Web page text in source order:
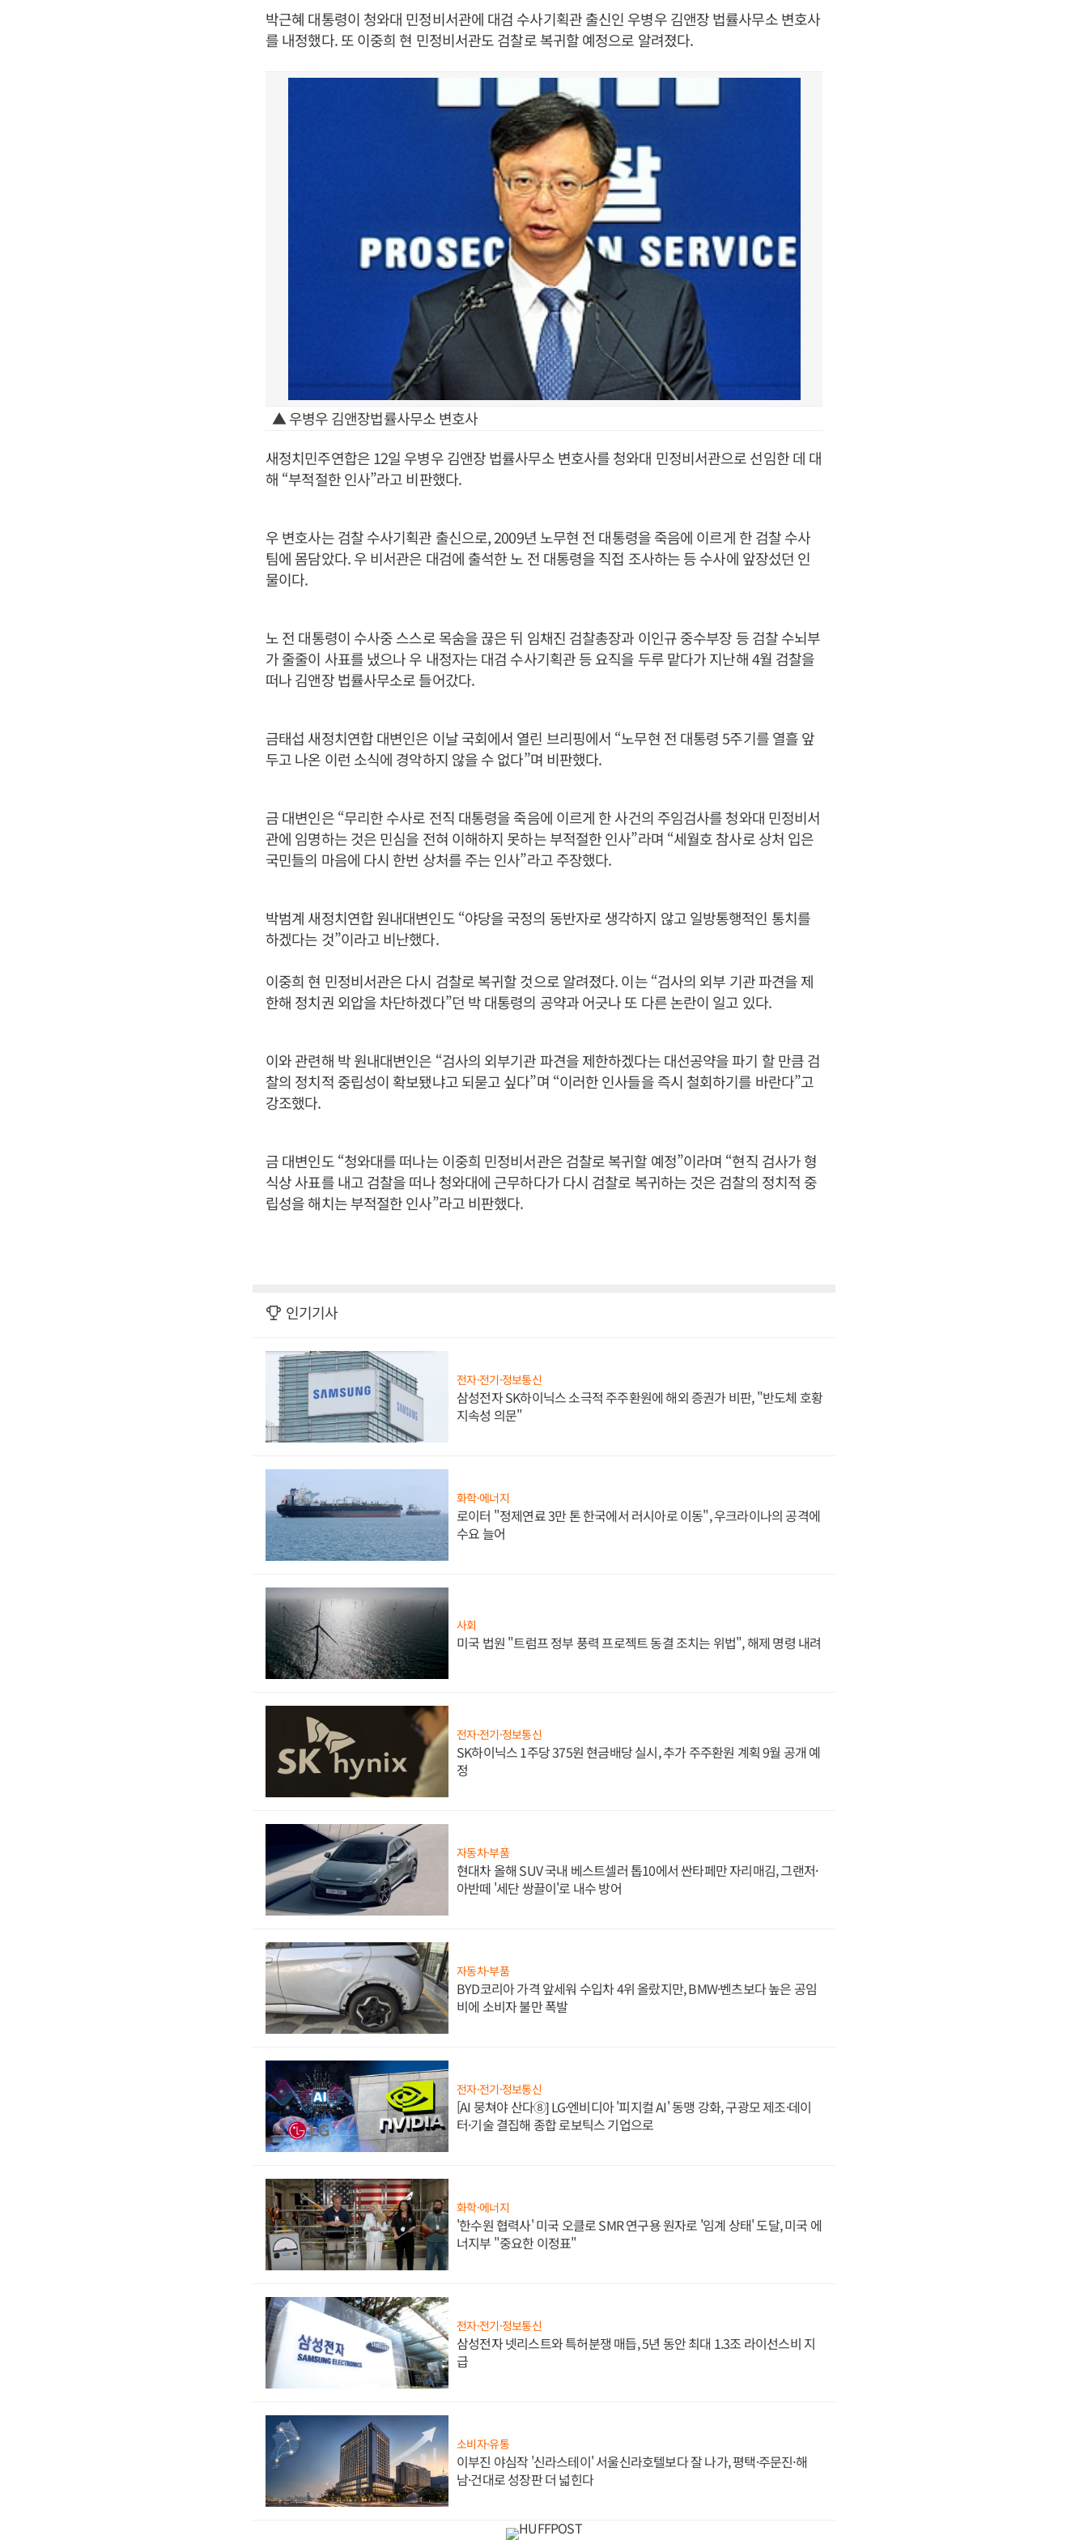
박근혜 대통령이 청와대 민정비서관에 대검 수사기획관 출신인 우병우 김앤장 법률사무소 변호사
를 내정했다. 또 이중희 현 민정비서관도 검찰로 복귀할 예정으로 알려졌다.
▲ 우병우 김앤장법률사무소 변호사
새정치민주연합은 12일 우병우 김앤장 법률사무소 변호사를 청와대 민정비서관으로 선임한 데 대
해 “부적절한 인사”라고 비판했다.
우 변호사는 검찰 수사기획관 출신으로, 2009년 노무현 전 대통령을 죽음에 이르게 한 검찰 수사
팀에 몸담았다. 우 비서관은 대검에 출석한 노 전 대통령을 직접 조사하는 등 수사에 앞장섰던 인
물이다.
노 전 대통령이 수사중 스스로 목숨을 끊은 뒤 임채진 검찰총장과 이인규 중수부장 등 검찰 수뇌부
가 줄줄이 사표를 냈으나 우 내정자는 대검 수사기획관 등 요직을 두루 맡다가 지난해 4월 검찰을
떠나 김앤장 법률사무소로 들어갔다.
금태섭 새정치연합 대변인은 이날 국회에서 열린 브리핑에서 “노무현 전 대통령 5주기를 열흘 앞
두고 나온 이런 소식에 경악하지 않을 수 없다”며 비판했다.
금 대변인은 “무리한 수사로 전직 대통령을 죽음에 이르게 한 사건의 주임검사를 청와대 민정비서
관에 임명하는 것은 민심을 전혀 이해하지 못하는 부적절한 인사”라며 “세월호 참사로 상처 입은
국민들의 마음에 다시 한번 상처를 주는 인사”라고 주장했다.
박범계 새정치연합 원내대변인도 “야당을 국정의 동반자로 생각하지 않고 일방통행적인 통치를
하겠다는 것”이라고 비난했다.
이중희 현 민정비서관은 다시 검찰로 복귀할 것으로 알려졌다. 이는 “검사의 외부 기관 파견을 제
한해 정치권 외압을 차단하겠다”던 박 대통령의 공약과 어긋나 또 다른 논란이 일고 있다.
이와 관련해 박 원내대변인은 “검사의 외부기관 파견을 제한하겠다는 대선공약을 파기 할 만큼 검
찰의 정치적 중립성이 확보됐냐고 되묻고 싶다”며 “이러한 인사들을 즉시 철회하기를 바란다”고
강조했다.
금 대변인도 “청와대를 떠나는 이중희 민정비서관은 검찰로 복귀할 예정”이라며 “현직 검사가 형
식상 사표를 내고 검찰을 떠나 청와대에 근무하다가 다시 검찰로 복귀하는 것은 검찰의 정치적 중
립성을 해치는 부적절한 인사”라고 비판했다.
인기기사
전자·전기·정보통신
삼성전자 SK하이닉스 소극적 주주환원에 해외 증권가 비판, "반도체 호황
지속성 의문"
화학·에너지
로이터 "정제연료 3만 톤 한국에서 러시아로 이동", 우크라이나의 공격에
수요 늘어
사회
미국 법원 "트럼프 정부 풍력 프로젝트 동결 조치는 위법", 해제 명령 내려
전자·전기·정보통신
SK하이닉스 1주당 375원 현금배당 실시, 추가 주주환원 계획 9월 공개 예
정
자동차·부품
현대차 올해 SUV 국내 베스트셀러 톱10에서 싼타페만 자리매김, 그랜저·
아반떼 '세단 쌍끌이'로 내수 방어
자동차·부품
BYD코리아 가격 앞세워 수입차 4위 올랐지만, BMW·벤츠보다 높은 공임
비에 소비자 불만 폭발
전자·전기·정보통신
[AI 뭉쳐야 산다⑧] LG·엔비디아 '피지컬 AI' 동맹 강화, 구광모 제조·데이
터·기술 결집해 종합 로보틱스 기업으로
화학·에너지
'한수원 협력사' 미국 오클로 SMR 연구용 원자로 '임계 상태' 도달, 미국 에
너지부 "중요한 이정표"
전자·전기·정보통신
삼성전자 넷리스트와 특허분쟁 매듭, 5년 동안 최대 1.3조 라이선스비 지
급
소비자·유통
이부진 야심작 '신라스테이' 서울신라호텔보다 잘 나가, 평택·주문진·해
남·건대로 성장판 더 넓힌다